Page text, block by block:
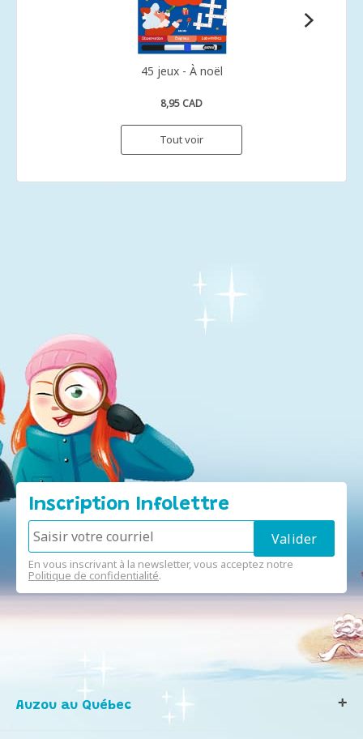
45 jeux - À noël
8,95 CAD
Tout voir
Inscription Infolettre
En vous inscrivant à la newsletter, vous acceptez notre
Politique de confidentialité.
Auzou au Québec